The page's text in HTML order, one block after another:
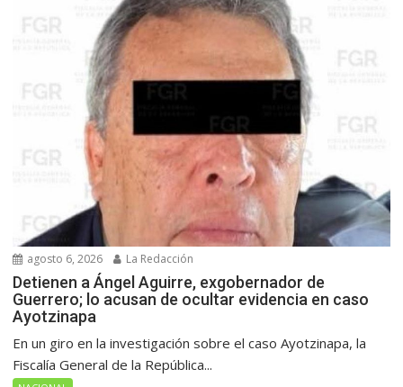
agosto 6, 2026 La Redacción
Detienen a Ángel Aguirre, exgobernador de
Guerrero; lo acusan de ocultar evidencia en caso
Ayotzinapa
En un giro en la investigación sobre el caso Ayotzinapa, la
Fiscalía General de la República...